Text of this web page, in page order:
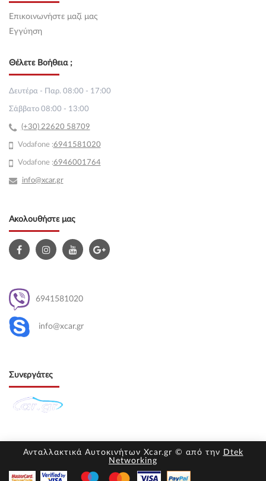
Επικοινωνήστε μαζί μας
Εγγύηση
Θέλετε Βοήθεια ;
Δευτέρα - Παρ. 08:00 - 17:00
Σάββατο 08:00 - 13:00
(+30) 22620 58709
Vodafone :6941581020
Vodafone :6946001764
info@xcar.gr
Ακολουθήστε μας
6941581020
info@xcar.gr
Συνεργάτες
Ανταλλακτικά Αυτοκινήτων Xcar.gr © από την Dtek
Networking